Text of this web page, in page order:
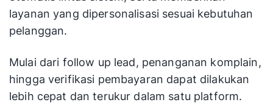
layanan yang dipersonalisasi sesuai kebutuhan
pelanggan.
Mulai dari follow up lead, penanganan komplain,
hingga verifikasi pembayaran dapat dilakukan
lebih cepat dan terukur dalam satu platform.